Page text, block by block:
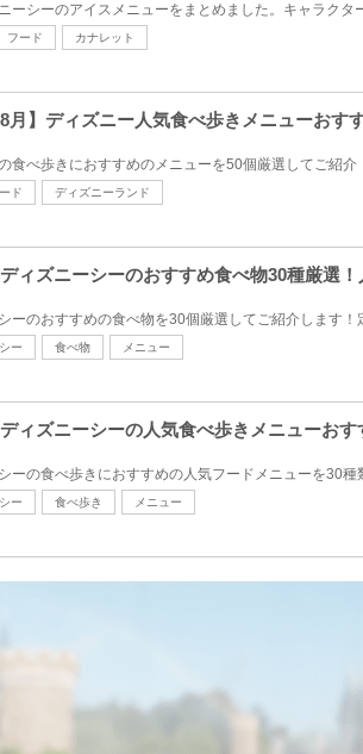
ーシーのアイスメニューをまとめました。キャラクタ
フード カナレット
8月】ディズニー人気食べ歩きメニューお
食べ歩きにおすすめのメニューを50個厳選してご紹
ド ディズニーランド
ディズニーシーのおすすめ食べ物30種厳選
ーのおすすめの食べ物を30個厳選してご紹介します
ー 食べ物 メニュー
ディズニーシーの人気食べ歩きメニューお
ーの食べ歩きにおすすめの人気フードメニューを30
ー 食べ歩き メニュー